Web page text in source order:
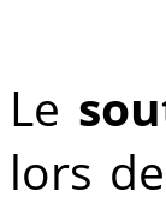
Le
lors